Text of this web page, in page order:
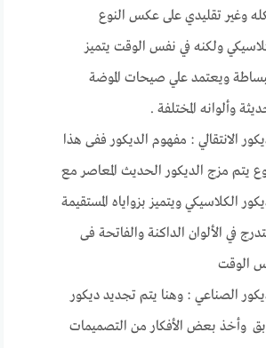
وغير تقليدي على عكس النوع
ولكنه في نفس الوقت يتميز
ويعتمد علي صيحات الموضة
وألوانه المختلفة .
الانتقالي : مفهوم الديكور ففى هذا
يتم مزج الديكور الحديث المعاصر مع
الكلاسيكي ويتميز بزواياه المستقيمة
في الألوان الداكنة والفاتحة فى
الوقت
الصناعي : وهنا يتم تجديد ديكور
وأخذ بعض الأفكار من التصميمات